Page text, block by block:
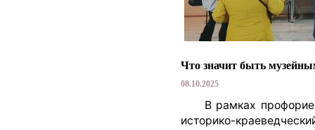
Что значит быть
08.10.2025
В рамках
историко-